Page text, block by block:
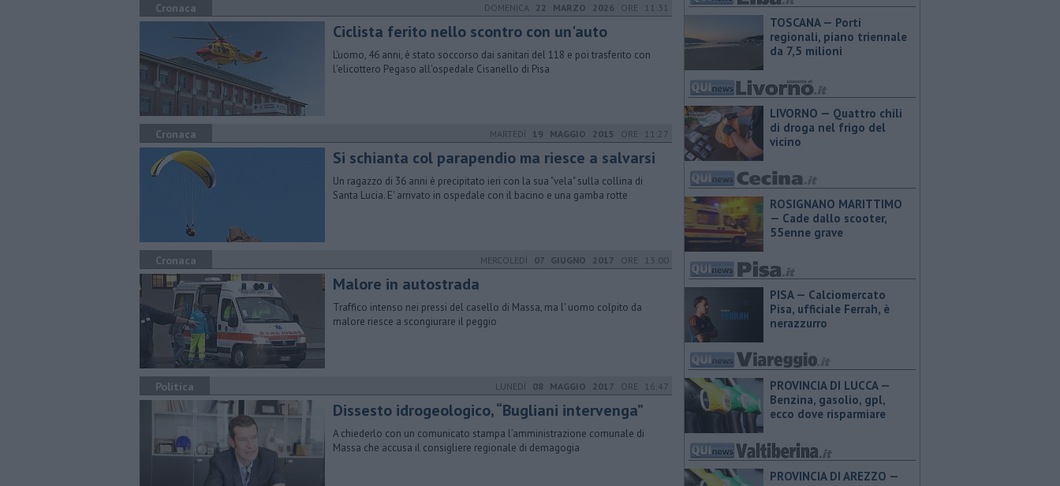
Cronaca DOMENICA 22 MARZO 2026 ORE 11:31
Ciclista ferito nello scontro con un'auto
L'uomo, 46 anni, è stato soccorso dai sanitari del 118 e poi trasferito con
l'elicottero Pegaso all'ospedale Cisanello di Pisa
Cronaca MARTEDÌ 19 MAGGIO 2015 ORE 11:27
Si schianta col parapendio ma riesce a salvarsi
Un ragazzo di 36 anni è precipitato ieri con la sua "vela" sulla collina di
Santa Lucia. E' arrivato in ospedale con il bacino e una gamba rotte
Cronaca MERCOLEDÌ 07 GIUGNO 2017 ORE 13:00
​Malore in autostrada
Traffico intenso nei pressi del casello di Massa, ma l' uomo colpito da
malore riesce a scongiurare il peggio
Politica LUNEDÌ 08 MAGGIO 2017 ORE 16:47
​Dissesto idrogeologico, “Bugliani intervenga”
A chiederlo con un comunicato stampa l’amministrazione comunale di
Massa che accusa il consigliere regionale di demagogia
TOSCANA — Porti
regionali, piano triennale
da 7,5 milioni
LIVORNO — Quattro chili
di droga nel frigo del
vicino
ROSIGNANO MARITTIMO
— Cade dallo scooter,
55enne grave
PISA — Calciomercato
Pisa, ufficiale Ferrah, è
nerazzurro
PROVINCIA DI LUCCA — ​
Benzina, gasolio, gpl,
ecco dove risparmiare
PROVINCIA DI AREZZO — ​